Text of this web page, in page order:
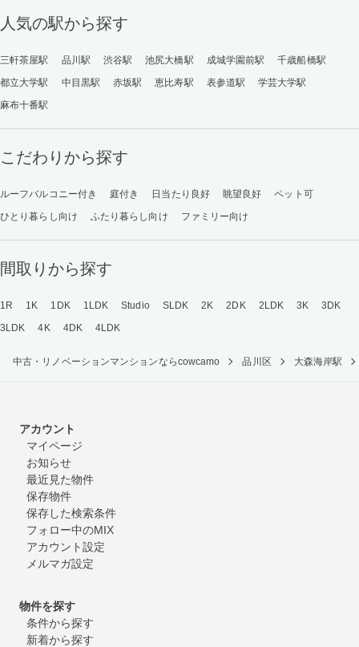
人気の駅から探す
三軒茶屋駅 品川駅 渋谷駅 池尻大橋駅 成城学園前駅
千歳船橋駅
都立大学駅
中目黒駅 赤坂駅 恵比寿駅 表参道駅
学芸大学駅
麻布十番駅
こだわりから探す
ルーフバルコニー付き 庭付き 日当たり良好 眺望良好
ペット可
ひとり暮らし向け
ふたり暮らし向け ファミリー向け
間取りから探す
1R 1K 1DK 1LDK Studio SLDK 2K 2DK 2LDK 3K
3DK
3LDK
4K 4DK 4LDK
中古・リノベーションマンションならcowcamo 品川区 大森海岸駅
アカウント
マイページ
お知らせ
最近見た物件
保存物件
保存した検索条件
フォロー中のMIX
アカウント設定
メルマガ設定
物件を探す
条件から探す
新着から探す